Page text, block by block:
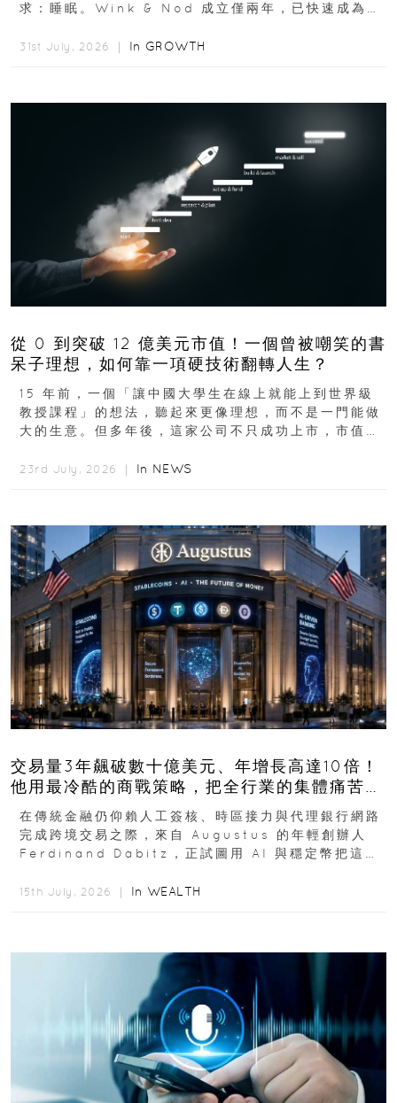
求：睡眠。Wink & Nod 成立僅兩年，已快速成為印
31st July, 2026 ｜ In GROWTH
從 0 到突破 12 億美元市值！一個曾被嘲笑的書
呆子理想，如何靠一項硬技術翻轉人生？
15 年前，一個「讓中國大學生在線上就能上到世界級
教授課程」的想法，聽起來更像理想，而不是一門能做
大的生意。但多年後，這家公司不只成功上市，市值更
23rd July, 2026 ｜ In NEWS
交易量3年飆破數十億美元、年增長高達10倍！
他用最冷酷的商戰策略，把全行業的集體痛苦榨
成百億金庫
在傳統金融仍仰賴人工簽核、時區接力與代理銀行網路
完成跨境交易之際，來自 Augustus 的年輕創辦人
Ferdinand Dabitz，正試圖用 AI 與穩定幣把這套
15th July, 2026 ｜ In WEALTH